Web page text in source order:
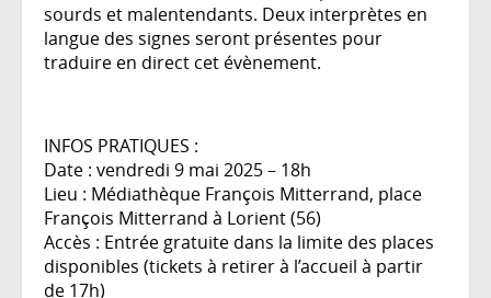
sourds et malentendants. Deux interprètes en
langue des signes seront présentes pour
traduire en direct cet évènement.
INFOS PRATIQUES :
Date : vendredi 9 mai 2025 – 18h
Lieu : Médiathèque François Mitterrand, place
François Mitterrand à Lorient (56)
Accès : Entrée gratuite dans la limite des places
disponibles (tickets à retirer à l’accueil à partir
de 17h)